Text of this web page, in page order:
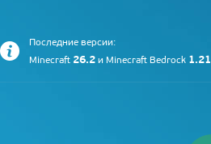
Последние версии:
Minecraft 26.2 и Minecraft Bedrock 1.21